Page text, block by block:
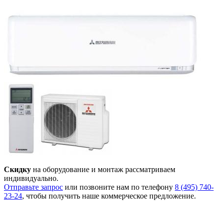
Скидку на оборудование и монтаж рассматриваем
индивидуально.
Отправьте запрос или позвоните нам по телефону 8 (495) 740-
23-24, чтобы получить наше коммерческое предложение.